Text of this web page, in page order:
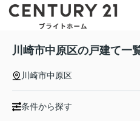
川崎市中原区の戸建て一
川崎市中原区
条件から探す